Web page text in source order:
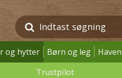
og hytter Børn og leg Haven
Trustpilot